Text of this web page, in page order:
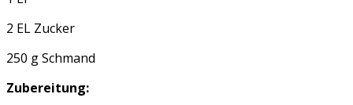
2 EL Zucker
250 g Schmand
Zubereitung: